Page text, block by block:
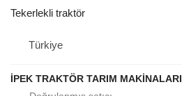
Tekerlekli traktör
Türkiye
İPEK TRAKTÖR TARIM MAKİNALARI